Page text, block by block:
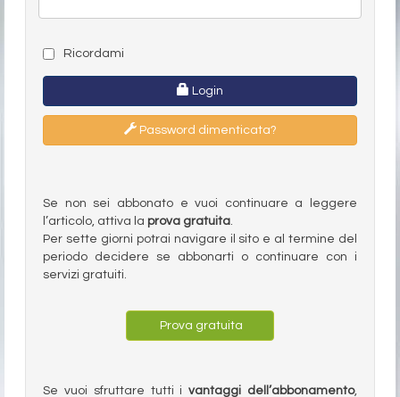
Ricordami
Login
Password dimenticata?
Se non sei abbonato e vuoi continuare a leggere
l’articolo, attiva la prova gratuita.
Per sette giorni potrai navigare il sito e al termine del
periodo decidere se abbonarti o continuare con i
servizi gratuiti.
Prova gratuita
Se vuoi sfruttare tutti ivantaggi dell’abbonamento,